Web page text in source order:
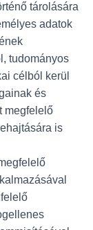
tárolására
adatok
tudományos
célból kerül
és
megfelelő
is